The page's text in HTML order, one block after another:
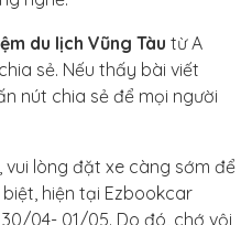
du lịch Vũng Tàu từ A
sẻ. Nếu thấy bài viết
nút chia sẻ để mọi người
vui lòng đặt xe càng sớm để
hiện tại Ezbookcar
04- 01/05. Do đó, chớ vội